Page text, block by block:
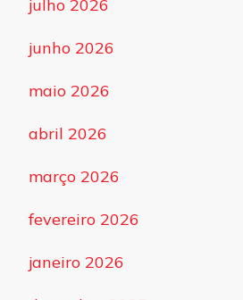
julho 2026
junho 2026
maio 2026
abril 2026
março 2026
fevereiro 2026
janeiro 2026